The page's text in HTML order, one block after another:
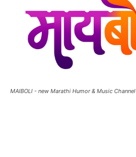
MAIBOLI - new Marathi Humor & Music Channel